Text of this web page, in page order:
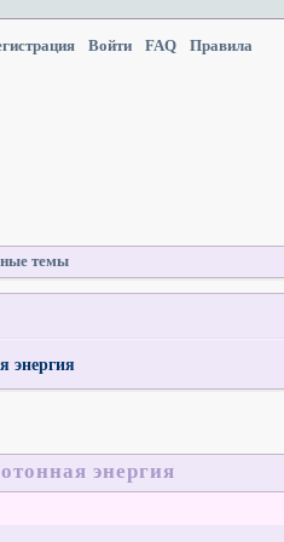
Войти FAQ Правила
темы
энергия
энергия